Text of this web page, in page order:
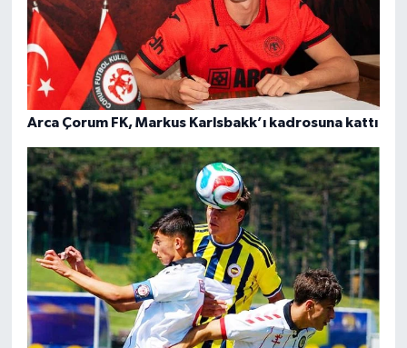
Arca Çorum FK, Markus Karlsbakk’ı kadrosuna kattı